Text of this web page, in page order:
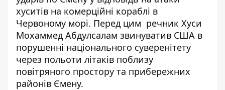
хуситів на комерційні кораблі в
Червоному морі. Перед цим речник Хуси
Мохаммед Абдулсалам звинуватив США в
порушенні національного суверенітету
через польоти літаків поблизу
повітряного простору та прибережних
районів Ємену.